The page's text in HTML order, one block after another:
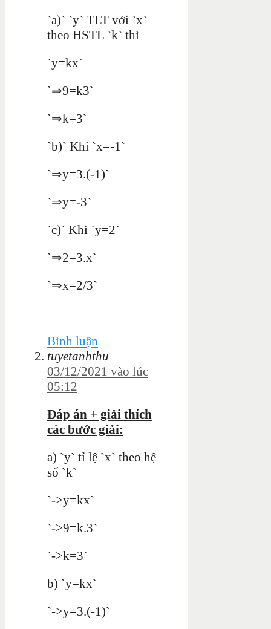
`a)` `y` TLT với `x`
theo HSTL `k` thì
`y=kx`
`⇒9=k3`
`⇒k=3`
`b)` Khi `x=-1`
`⇒y=3.(-1)`
`⇒y=-3`
`c)` Khi `y=2`
`⇒2=3.x`
`⇒x=2/3`
Bình luận
tuyetanhthu
03/12/2021 vào lúc
05:12
Đáp án + giải thích
các bước giải:
a) `y` tỉ lệ `x` theo hệ
số `k`
`->y=kx`
`->9=k.3`
`->k=3`
b) `y=kx`
`->y=3.(-1)`